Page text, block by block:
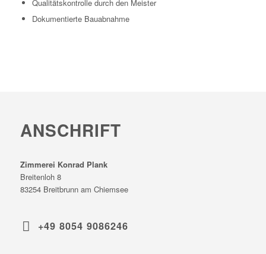
Qualitätskontrolle durch den Meister
Dokumentierte Bauabnahme
ANSCHRIFT
Zimmerei Konrad Plank
Breitenloh 8
83254 Breitbrunn am Chiemsee
+49 8054 9086246